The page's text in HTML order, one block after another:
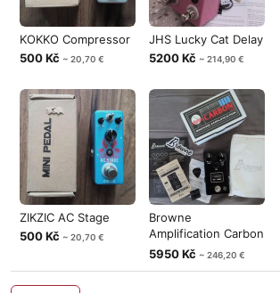
KOKKO Compressor
500 Kč ~ 20,70 €
JHS Lucky Cat Delay
5200 Kč ~ 214,90 €
ZIKZIC AC Stage
500 Kč ~ 20,70 €
Browne
Amplification Carbon
V2
5950 Kč ~ 246,20 €